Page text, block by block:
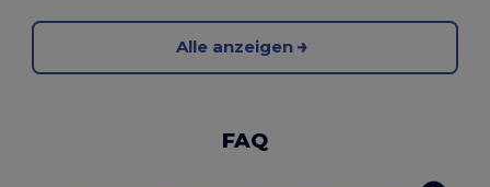
Alle anzeigen
FAQ